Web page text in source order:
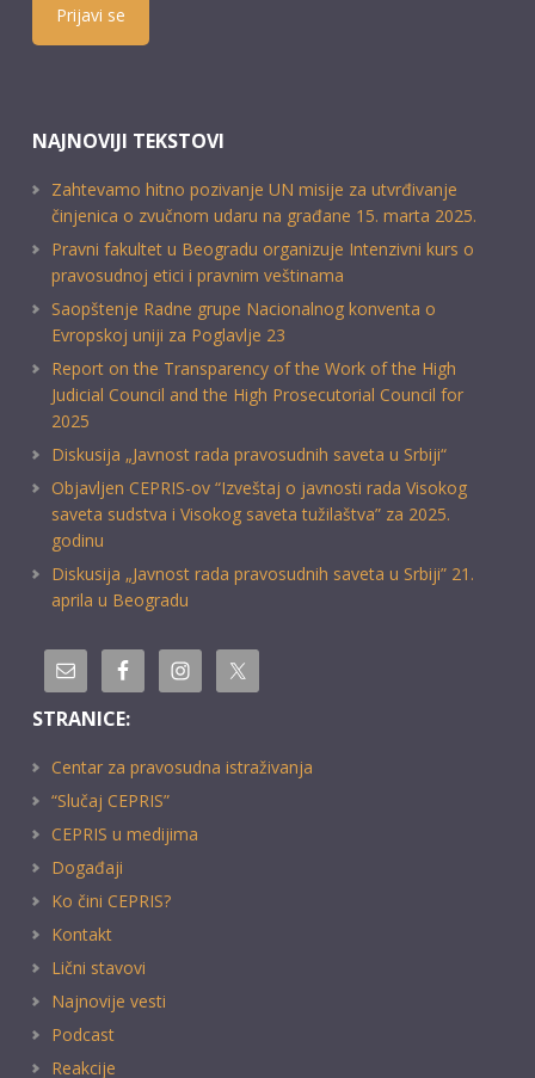
Prijavi se
NAJNOVIJI TEKSTOVI
Zahtevamo hitno pozivanje UN misije za utvrđivanje
činjenica o zvučnom udaru na građane 15. marta 2025.
Pravni fakultet u Beogradu organizuje Intenzivni kurs o
pravosudnoj etici i pravnim veštinama
Saopštenje Radne grupe Nacionalnog konventa o
Evropskoj uniji za Poglavlje 23
Report on the Transparency of the Work of the High
Judicial Council and the High Prosecutorial Council for
2025
Diskusija „Javnost rada pravosudnih saveta u Srbiji“
Objavljen CEPRIS-ov “Izveštaj o javnosti rada Visokog
saveta sudstva i Visokog saveta tužilaštva” za 2025.
godinu
Diskusija „Javnost rada pravosudnih saveta u Srbiji” 21.
aprila u Beogradu
STRANICE:
Centar za pravosudna istraživanja
“Slučaj CEPRIS”
CEPRIS u medijima
Događaji
Ko čini CEPRIS?
Kontakt
Lični stavovi
Najnovije vesti
Podcast
Reakcije